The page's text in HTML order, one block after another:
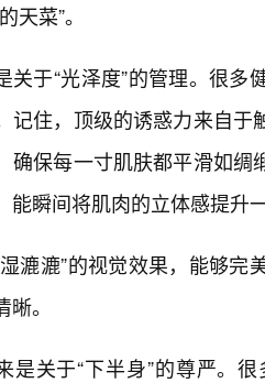
天菜”。
关于“光泽度”的管理。很
记住，顶级的诱惑力来自
确保每一寸肌肤都平滑如
能瞬间将肌肉的立体感提升
漉漉”的视觉效果，能够
。
是关于“下半身”的尊严。